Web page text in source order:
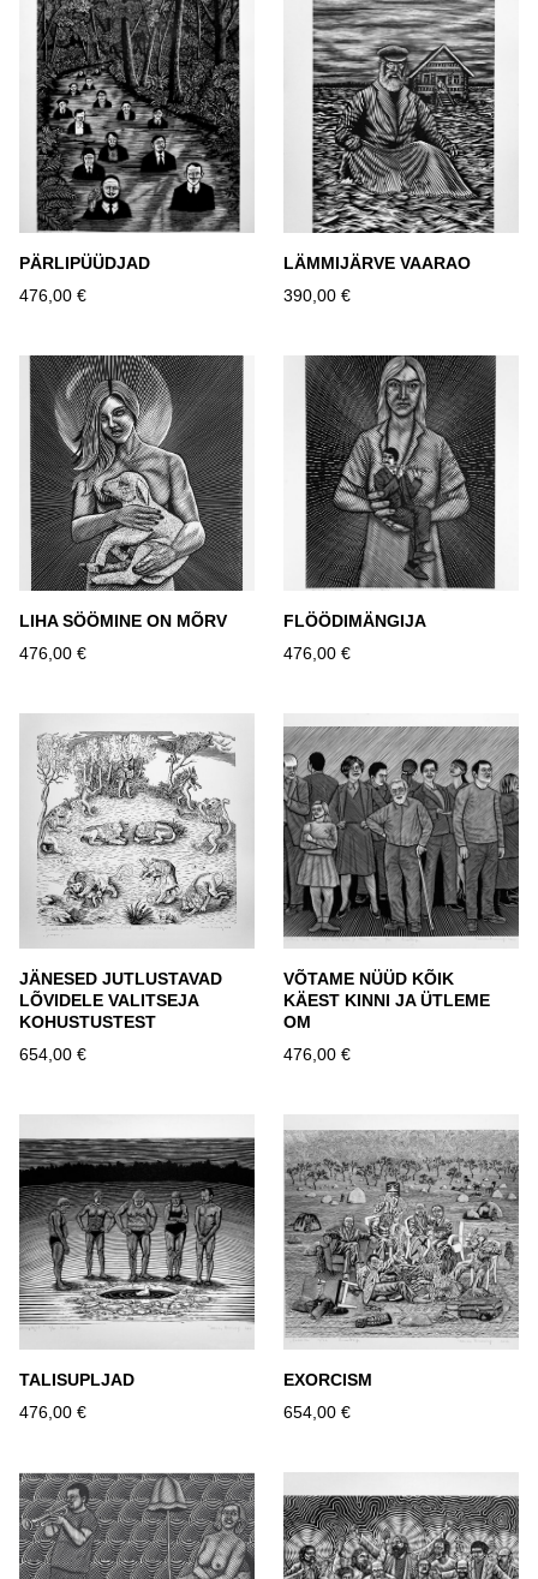
PÄRLIPÜÜDJAD
476,00 €
LÄMMIJÄRVE VAARAO
390,00 €
LIHA SÖÖMINE ON MÕRV
476,00 €
FLÖÖDIMÄNGIJA
476,00 €
JÄNESED JUTLUSTAVAD
LÕVIDELE VALITSEJA
KOHUSTUSTEST
654,00 €
VÕTAME NÜÜD KÕIK
KÄEST KINNI JA ÜTLEME
OM
476,00 €
TALISUPLJAD
476,00 €
EXORCISM
654,00 €